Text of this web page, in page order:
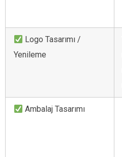
Logo Tasarımı /
Yenileme
Ambalaj Tasarımı